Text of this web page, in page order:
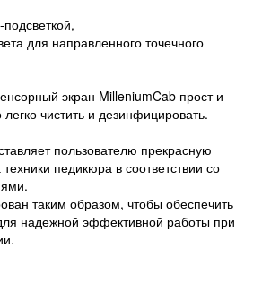
для направленного точечного
экран MilleniumCab прост и
чистить и дезинфицировать.
пользователю прекрасную
педикюра в соответствии со
таким образом, чтобы обеспечить
надежной эффективной работы при